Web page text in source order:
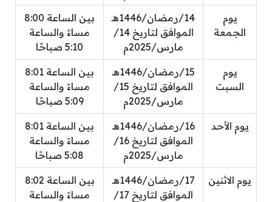
يوم
الجمعة
14/رمضان/1446هـ
الموافق لتاريخ 14/
مارس/2025م
بين الساعة 8:00
مساءً والساعة
5:10 صباحًا
يوم
السبت
15/رمضان/1446هـ
الموافق لتاريخ 15/
مارس/2025م
بين الساعة 8:01
مساءً والساعة
5:09 صباحًا
يوم الأحد
16/رمضان/1446هـ
الموافق لتاريخ 16/
مارس/2025م
بين الساعة 8:01
مساءً والساعة
5:08 صباحًا
يوم الاثنين
17/رمضان/1446هـ
الموافق لتاريخ 17/
بين الساعة 8:02
مساءً والساعة